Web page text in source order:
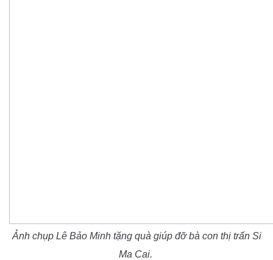
Ảnh chụp Lê Bảo Minh tặng quà giúp đỡ bà con thị trấn Si
Ma Cai.